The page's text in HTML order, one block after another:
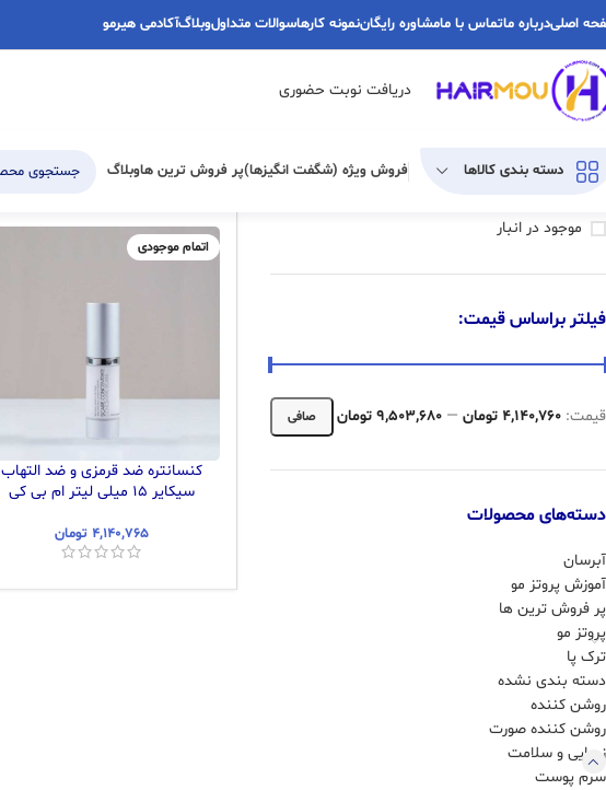
اصلیدرباره ماتماس با مامشاوره رایگاننمونه کارهاسوالات متداولوبلاگآکادمی هیرمو
دریافت نوبت حضوری
دسته بندی کالاها فروش ویژه (شگفت انگیزها)پر فروش ترین هاوبلاگ فیلتر موجودی و حراج
موجود در انبار
فیلتر براساس قیمت:
صافی قيمت: 4,140,760 تومان — 9,503,680 تومان
دسته‌های محصولات
آبرسان
آموزش پروتز مو
پر فروش ترین ها
پروتز مو
ترک پا
دسته بندی نشده
روشن کننده
روشن کننده صورت
زیبایی و سلامت
سرم پوست
خانه زیبایی و سلامت مراقبت پوست
اتمام موجودی
کنسانتره ضد قرمزی و ضد التهاب
سیکایر ۱۵ میلی لیتر ام بی کی
۴,۱۴۰,۷۶۵ تومان